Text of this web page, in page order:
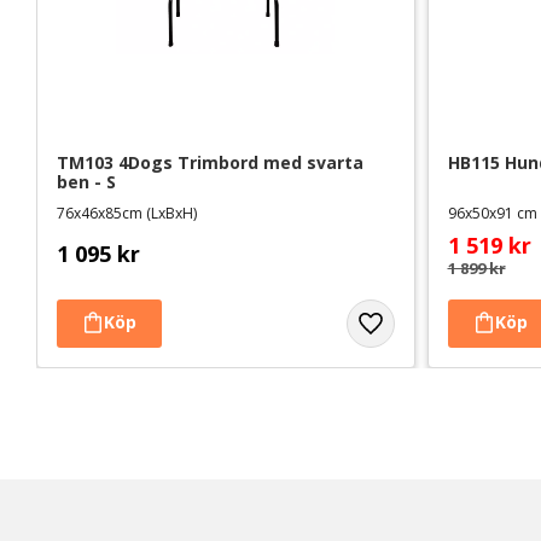
TM103 4Dogs Trimbord med svarta
ben - S
76x46x85cm (LxBxH)
1 095 kr
HB115
96x50x91 cm
1 519 kr
1 899kr